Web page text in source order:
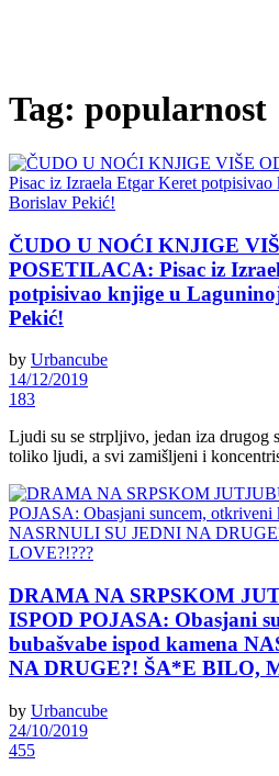
Tag: popularnost
ČUDO U NOĆI KNJIGE
POSETILACA: Pisac iz
potpisivao knjige u
Pekić!
by Urbancube
14/12/2019
183
Ljudi su se strpljivo, jedan iza drugog
toliko ljudi, a svi zamišljeni i
DRAMA NA SRPSKOM
ISPOD POJASA: Obasjani
bubašvabe ispod kamena
NA DRUGE?! ŠA*E BILO,
by Urbancube
24/10/2019
455